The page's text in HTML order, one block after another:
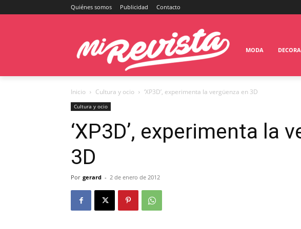
Quiénes somos Publicidad Contacto
MODA
Inicio Cultura y ocio ‘XP3D’, experimenta la vergüenza en 3D
Cultura y ocio
‘XP3D’, experimenta la
3D
Por gerard - 2 de enero de 2012